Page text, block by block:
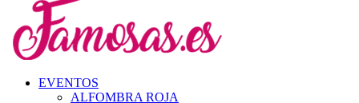
EVENTOS
ALFOMBRA ROJA